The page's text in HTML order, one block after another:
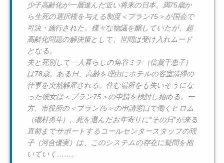
少子高齢化が一層進んだ近い将来の日本。満75歳か
ら生死の選択権を与える制度＜プラン75＞が国会で
可決・施行された。様々な物議を醸していたが、超
高齢化問題の解決策として、世間は受け入れムード
となる。
夫と死別して一人暮らしの角谷ミチ（倍賞千恵子）
は78歳。ある日、高齢を理由にホテルの客室清掃の
仕事を突然解雇される。住む場所をも失いそうにな
った彼女は＜プラン75＞の申請を検討し始める。一
方、市役所の＜プラン75＞の申請窓口で働くヒロム
（磯村勇斗）、死を選んだお年寄りに“その日”が来る
直前までサポートするコールセンタースタッフの瑶
子（河合優実）は、このシステムの存在に疑問を抱
いていく……。